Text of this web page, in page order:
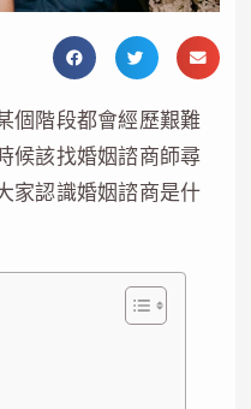
個階段都會經歷艱難
候該找婚姻諮商師尋
家認識婚姻諮商是什